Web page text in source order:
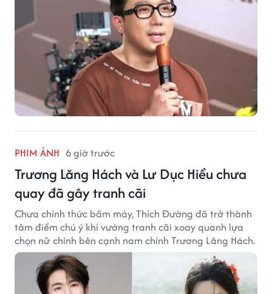
PHIM ẢNH 6 giờ trước
Trương Lăng Hách và Lư Dục Hiểu chưa
quay đã gây tranh cãi
Chưa chính thức bấm máy, Thích Đường đã trở thành
tâm điểm chú ý khi vướng tranh cãi xoay quanh lựa
chọn nữ chính bên cạnh nam chính Trương Lăng Hách.